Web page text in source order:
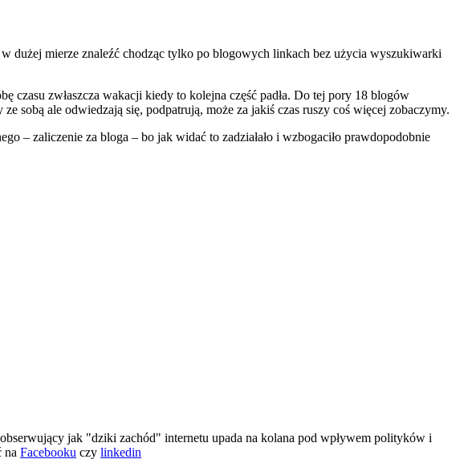
dużej mierze znaleźć chodząc tylko po blogowych linkach bez użycia wyszukiwarki
czasu zwłaszcza wakacji kiedy to kolejna część padła. Do tej pory 18 blogów
sobą ale odwiedzają się, podpatrują, może za jakiś czas ruszy coś więcej zobaczymy.
– zaliczenie za bloga – bo jak widać to zadziałało i wzbogaciło prawdopodobnie
jak "dziki zachód" internetu upada na kolana pod wpływem polityków i
na Facebooku czy linkedin